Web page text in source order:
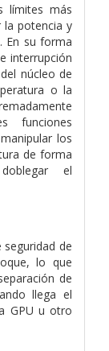
límites más
la potencia y
En su forma
interrupción
núcleo de
o la
funciones
los
de forma
el
de
lo que
de
llega el
GPU u otro